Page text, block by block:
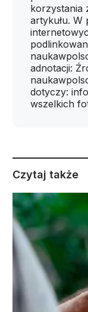
korzystania
artykułu. W
adnotacji:
dotyczy:
wszelkich
Czytaj także